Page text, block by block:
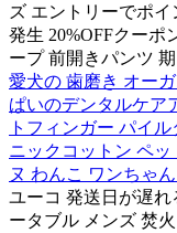
ズ エントリーでポ
発生 20%OFFクーポ
ープ 前開きパンツ
愛犬の 歯磨き オー
ぱいのデンタルケア
トフィンガー パイ
ニックコットン ペ
ヌ わんこ ワンちゃ
ユーコ 発送日が遅
ータブル メンズ 焚